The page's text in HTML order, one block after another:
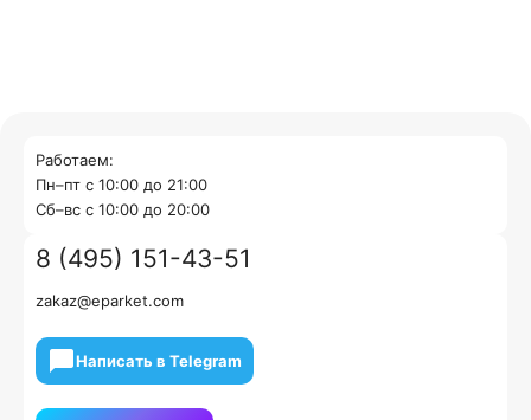
Работаем:
Пн–пт с 10:00 до 21:00
Cб–вс с 10:00 до 20:00
8 (495) 151-43-51
zakaz@eparket.com
Написать в Telegram